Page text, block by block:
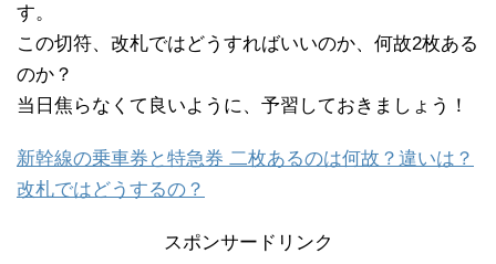
す。
この切符、改札ではどうすればいいのか、何故2枚ある
のか？
当日焦らなくて良いように、予習しておきましょう！
新幹線の乗車券と特急券 二枚あるのは何故？違いは？
改札ではどうするの？
スポンサードリンク